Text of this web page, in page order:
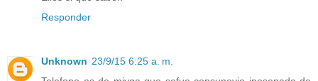
Responder
Unknown 23/9/15 6:25 a. m.